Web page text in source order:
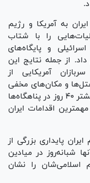
به آمریکا و رژیم
را با شتاب
و پایگاه‌های
از جمله نتایج این
آمریکایی از
و مکان‌های مخفی
بود. حملات ایران، صهیونیست‌ها را بیشتر ۴۰ روز در پناهگاه‌ها
اقدامات ایران
پایداری بزرگی از
شبانه‌روز در میادین
اسلامی‌شان را نشان